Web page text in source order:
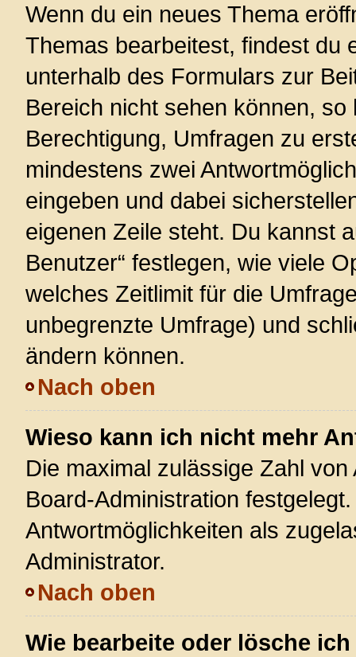
Wenn du ein neues Thema
Themas bearbeitest, findest du
unterhalb des Formulars zur
Bereich nicht sehen können,
Berechtigung, Umfragen zu
mindestens zwei
eingeben und dabei
eigenen Zeile steht. Du kannst
Benutzer“ festlegen, wie viele
welches Zeitlimit für die
unbegrenzte Umfrage) und
ändern können.
Nach oben
Wieso kann ich nicht mehr
Die maximal zulässige Zahl
Board-Administration
Antwortmöglichkeiten als
Administrator.
Nach oben
Wie bearbeite oder lösche